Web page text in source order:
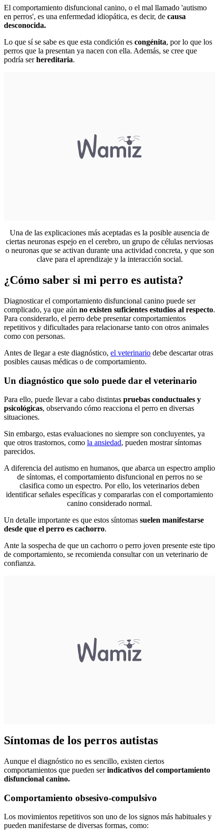
El comportamiento disfuncional canino, o el mal llamado 'autismo
en perros', es una enfermedad idiopática, es decir, de causa
desconocida.
Lo que sí se sabe es que esta condición es congénita, por lo que los
perros que la presentan ya nacen con ella. Además, se cree que
podría serhereditaria.
Una de las explicaciones más aceptadas es la posible ausencia de
ciertas neuronas espejo en el cerebro, un grupo de células nerviosas
o neuronas que se activan durante una actividad concreta, y que son
clave para el aprendizaje y la interacción social.
¿Cómo saber si mi perro es autista?
Diagnosticar el comportamiento disfuncional canino puede ser
complicado, ya que aún no existen suficientes estudios al respecto.
Para considerarlo, el perro debe presentar comportamientos
repetitivos y dificultades para relacionarse tanto con otros animales
como con personas.
Antes de llegar a este diagnóstico, el veterinario debe descartar otras
posibles causas médicas o de comportamiento.
Un diagnóstico que solo puede dar el veterinario
Para ello, puede llevar a cabo distintas pruebas conductuales y
psicológicas, observando cómo reacciona el perro en diversas
situaciones.
Sin embargo, estas evaluaciones no siempre son concluyentes, ya
que otros trastornos, como la ansiedad, pueden mostrar síntomas
parecidos.
A diferencia del autismo en humanos, que abarca un espectro amplio
de síntomas, el comportamiento disfuncional en perros no se
clasifica como un espectro. Por ello, los veterinarios deben
identificar señales específicas y compararlas con el comportamiento
canino considerado normal.
Un detalle importante es que estos síntomas suelen manifestarse
desde que el perro es cachorro.
Ante la sospecha de que un cachorro o perro joven presente este tipo
de comportamiento, se recomienda consultar con un veterinario de
confianza.
Síntomas de los perros autistas
Aunque el diagnóstico no es sencillo, existen ciertos
comportamientos que pueden serindicativos del comportamiento
disfuncional canino.
Comportamiento obsesivo-compulsivo
Los movimientos repetitivos son uno de los signos más habituales y
pueden manifestarse de diversas formas, como: